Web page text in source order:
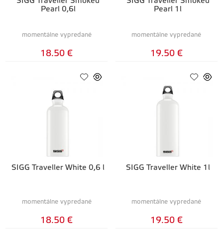
Pearl 0,6l
momentálne vypredané
18.50 €
Pearl 1l
momentálne vypredané
19.50 €
SIGG Traveller White 0,6 l
momentálne vypredané
18.50 €
SIGG Traveller White 1l
momentálne vypredané
19.50 €